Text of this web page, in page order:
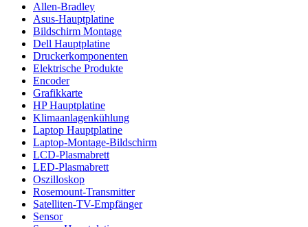
Allen-Bradley
Asus-Hauptplatine
Bildschirm Montage
Dell Hauptplatine
Druckerkomponenten
Elektrische Produkte
Encoder
Grafikkarte
HP Hauptplatine
Klimaanlagenkühlung
Laptop Hauptplatine
Laptop-Montage-Bildschirm
LCD-Plasmabrett
LED-Plasmabrett
Oszilloskop
Rosemount-Transmitter
Satelliten-TV-Empfänger
Sensor